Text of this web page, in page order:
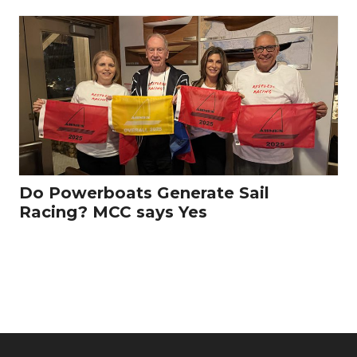
Do Powerboats Generate Sail
Racing? MCC says Yes